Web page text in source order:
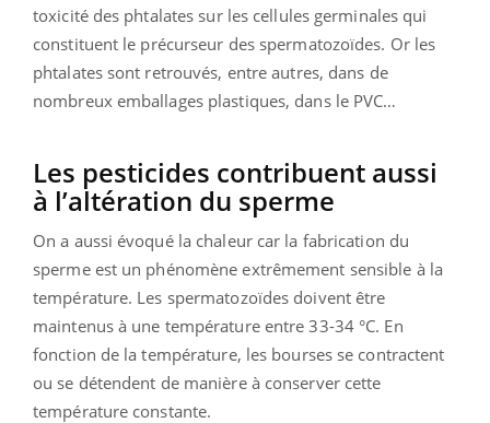
toxicité des phtalates sur les cellules germinales qui
constituent le précurseur des spermatozoïdes. Or les
phtalates sont retrouvés, entre autres, dans de
nombreux emballages plastiques, dans le PVC…
Les pesticides contribuent aussi
à l’altération du sperme
On a aussi évoqué la chaleur car la fabrication du
sperme est un phénomène extrêmement sensible à la
température. Les spermatozoïdes doivent être
maintenus à une température entre 33-34 °C. En
fonction de la température, les bourses se contractent
ou se détendent de manière à conserver cette
température constante.